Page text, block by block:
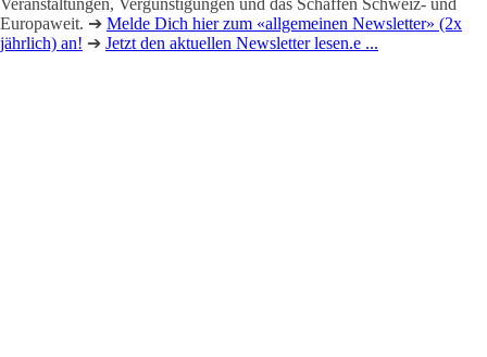
Veranstaltungen, Vergünstigungen und das Schaffen Schweiz- und
Europaweit. ➔ Melde Dich hier zum «allgemeinen Newsletter» (2x
jährlich) an! ➔ Jetzt den aktuellen Newsletter lesen.e ...